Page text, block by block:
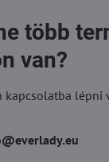
több
van?
kapcsolatba